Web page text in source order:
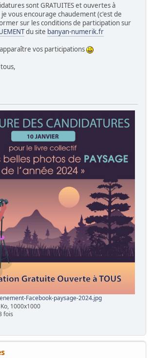
sont GRATUITES et ouvertes à
je vous encourage chaudement (c'est de
sur les conditions de participation sur
du site banyan-numerik.fr
vos participations
Facebook-paysage-2024.jpg
1000x1000
fois